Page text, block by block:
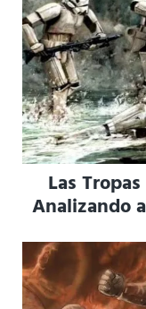
Las
Analizando